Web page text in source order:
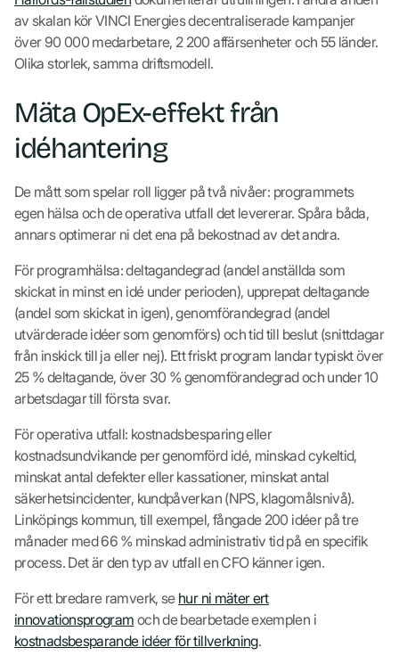
av skalan kör VINCI Energies decentraliserade kampanjer
över 90 000 medarbetare, 2 200 affärsenheter och 55 länder.
Olika storlek, samma driftsmodell.
Mäta OpEx-effekt från
idéhantering
De mått som spelar roll ligger på två nivåer: programmets
egen hälsa och de operativa utfall det levererar. Spåra båda,
annars optimerar ni det ena på bekostnad av det andra.
För programhälsa: deltagandegrad (andel anställda som
skickat in minst en idé under perioden), upprepat deltagande
(andel som skickat in igen), genomförandegrad (andel
utvärderade idéer som genomförs) och tid till beslut (snittdagar
från inskick till ja eller nej). Ett friskt program landar typiskt över
25 % deltagande, över 30 % genomförandegrad och under 10
arbetsdagar till första svar.
För operativa utfall: kostnadsbesparing eller
kostnadsundvikande per genomförd idé, minskad cykeltid,
minskat antal defekter eller kassationer, minskat antal
säkerhetsincidenter, kundpåverkan (NPS, klagomålsnivå).
Linköpings kommun, till exempel, fångade 200 idéer på tre
månader med 66 % minskad administrativ tid på en specifik
process. Det är den typ av utfall en CFO känner igen.
För ett bredare ramverk, se hur ni mäter ert
innovationsprogram och de bearbetade exemplen i
kostnadsbesparande idéer för tillverkning.